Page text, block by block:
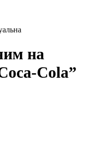
на
Cola”